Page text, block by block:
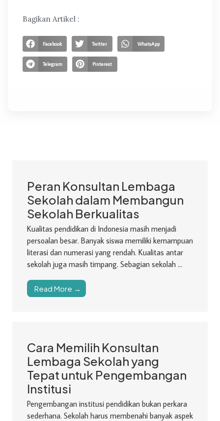
Bagikan Artikel :
Facebook Twitter WhatsApp
Telegram Pinterest
Peran Konsultan Lembaga
Sekolah dalam Membangun
Sekolah Berkualitas
Kualitas pendidikan di Indonesia masih menjadi
persoalan besar. Banyak siswa memiliki kemampuan
literasi dan numerasi yang rendah. Kualitas antar
sekolah juga masih timpang. Sebagian sekolah ...
Read More →
Cara Memilih Konsultan
Lembaga Sekolah yang
Tepat untuk Pengembangan
Institusi
Pengembangan institusi pendidikan bukan perkara
sederhana. Sekolah harus membenahi banyak aspek